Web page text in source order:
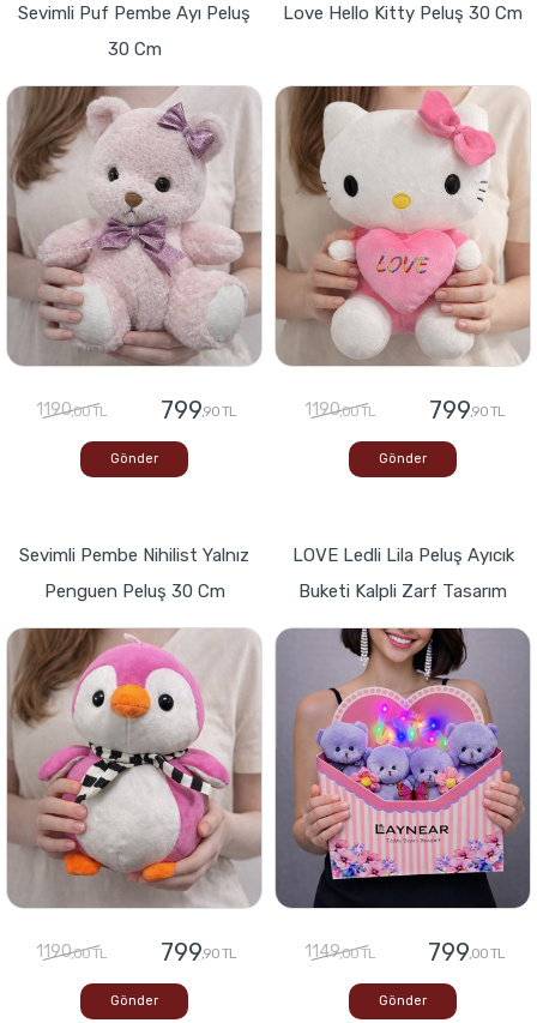
Sevimli Puf Pembe Ayı Peluş
30 Cm
1190,00 TL 799,90 TL
Gönder
Love Hello Kitty Peluş 30 Cm
1190,00 TL 799,90 TL
Gönder
Sevimli Pembe Nihilist Yalnız
Penguen Peluş 30 Cm
1190,00 TL 799,90 TL
Gönder
LOVE Ledli Lila Peluş Ayıcık
Buketi Kalpli Zarf Tasarım
1149,00 TL 799,00 TL
Gönder